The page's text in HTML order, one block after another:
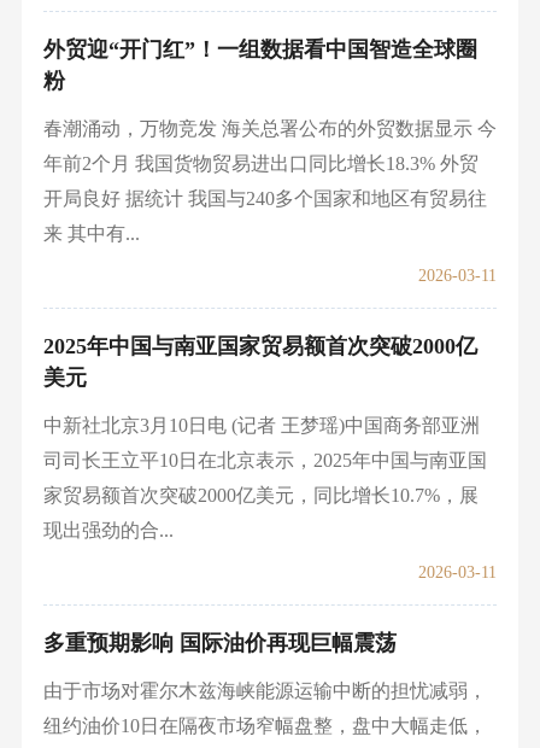
外贸迎“开门红”！一组数据看中国智造全球圈
粉
春潮涌动，万物竞发 海关总署公布的外贸数据显示 今
年前2个月 我国货物贸易进出口同比增长18.3% 外贸
开局良好 据统计 我国与240多个国家和地区有贸易往
来 其中有...
2026-03-11
2025年中国与南亚国家贸易额首次突破2000亿
美元
中新社北京3月10日电 (记者 王梦瑶)中国商务部亚洲
司司长王立平10日在北京表示，2025年中国与南亚国
家贸易额首次突破2000亿美元，同比增长10.7%，展
现出强劲的合...
2026-03-11
多重预期影响 国际油价再现巨幅震荡
由于市场对霍尔木兹海峡能源运输中断的担忧减弱，
纽约油价10日在隔夜市场窄幅盘整，盘中大幅走低，